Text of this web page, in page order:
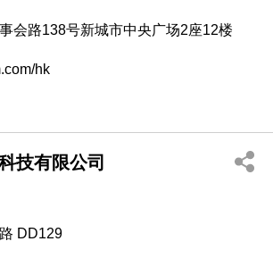
会路138号新城市中央广场2座12楼
hk
技有限公司
DD129